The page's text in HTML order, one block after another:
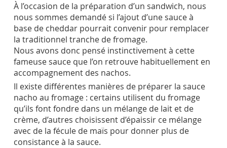
À l’occasion de la préparation d’un sandwich, nous
nous sommes demandé si l’ajout d’une sauce à
base de cheddar pourrait convenir pour remplacer
la traditionnel tranche de fromage.
Nous avons donc pensé instinctivement à cette
fameuse sauce que l’on retrouve habituellement en
accompagnement des nachos.
Il existe différentes manières de préparer la sauce
nacho au fromage : certains utilisent du fromage
qu’ils font fondre dans un mélange de lait et de
crème, d’autres choisissent d’épaissir ce mélange
avec de la fécule de maïs pour donner plus de
consistance à la sauce.